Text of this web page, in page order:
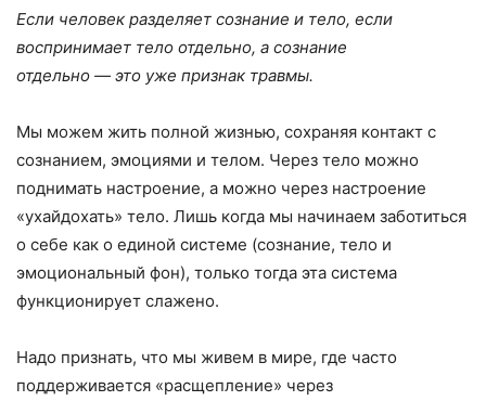
Если человек разделяет сознание и тело, если
воспринимает тело отдельно, а сознание
отдельно — это уже признак травмы.
Мы можем жить полной жизнью, сохраняя контакт с
сознанием, эмоциями и телом. Через тело можно
поднимать настроение, а можно через настроение
«ухайдохать» тело. Лишь когда мы начинаем заботиться
о себе как о единой системе (сознание, тело и
эмоциональный фон), только тогда эта система
функционирует слажено.
Надо признать, что мы живем в мире, где часто
поддерживается «расщепление» через